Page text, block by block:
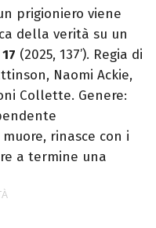
prigioniero viene
della verità su un
(2025, 137’). Regia di
Naomi Ackie,
Collette. Genere:
rinasce con i
a termine una